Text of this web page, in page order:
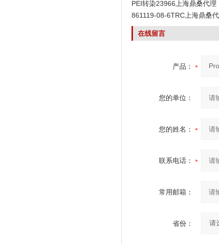
PEI转染23966上海鼎桑代理
861119-08-6TRC上海鼎桑
在线留言
产品：
您的单位：
您的姓名：
联系电话：
常用邮箱：
省份：